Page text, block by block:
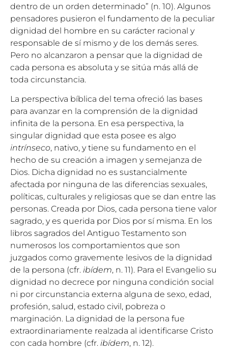
dentro de un orden determinado” (n. 10). Algunos
pensadores pusieron el fundamento de la peculiar
dignidad del hombre en su carácter racional y
responsable de sí mismo y de los demás seres.
Pero no alcanzaron a pensar que la dignidad de
cada persona es absoluta y se sitúa más allá de
toda circunstancia.
La perspectiva bíblica del tema ofreció las bases
para avanzar en la comprensión de la dignidad
infinita de la persona. En esa perspectiva, la
singular dignidad que esta posee es algo
intrínseco, nativo, y tiene su fundamento en el
hecho de su creación a imagen y semejanza de
Dios. Dicha dignidad no es sustancialmente
afectada por ninguna de las diferencias sexuales,
políticas, culturales y religiosas que se dan entre las
personas. Creada por Dios, cada persona tiene valor
sagrado, y es querida por Dios por sí misma. En los
libros sagrados del Antiguo Testamento son
numerosos los comportamientos que son
juzgados como gravemente lesivos de la dignidad
de la persona (cfr. ibídem, n. 11). Para el Evangelio su
dignidad no decrece por ninguna condición social
ni por circunstancia externa alguna de sexo, edad,
profesión, salud, estado civil, pobreza o
marginación. La dignidad de la persona fue
extraordinariamente realzada al identificarse Cristo
con cada hombre (cfr. ibídem, n. 12).